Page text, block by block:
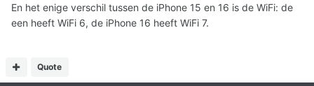
En het enige verschil tussen de iPhone 15 en 16 is de WiFi: de
een heeft WiFi 6, de iPhone 16 heeft WiFi 7.
Quote